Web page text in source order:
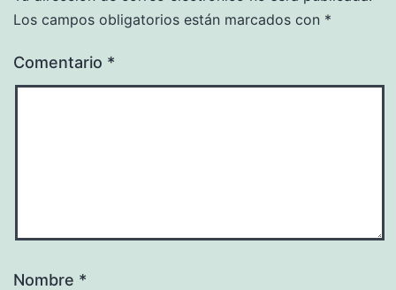
Los campos obligatorios están marcados con *
Comentario *
Nombre *